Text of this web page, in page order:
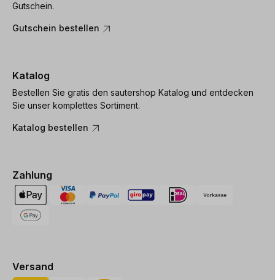
Gutschein.
Gutschein bestellen
Katalog
Bestellen Sie gratis den sautershop Katalog und entdecken
Sie unser komplettes Sortiment.
Katalog bestellen
Zahlung
Versand